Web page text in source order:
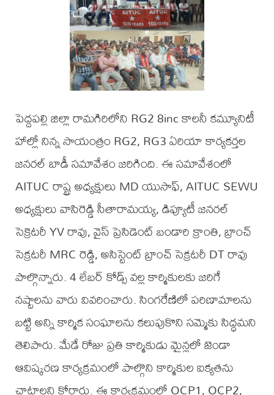
పెద్దపల్లి జిల్లా రామగిరిలోని RG2 8inc కాలనీ కమ్యూనిటీ
హాల్లో నిన్న సాయంత్రం RG2, RG3 ఏరియా కార్యకర్తల
జనరల్ బాడీ సమావేశం జరిగింది. ఈ సమావేశంలో
AITUC రాష్ట్ర అధ్యక్షులు MD యుసాఫ్, AITUC SEWU
అధ్యక్షులు వాసిరెడ్డి సీతారామయ్య, డిప్యూటీ జనరల్
సెక్రెటరీ YV రావు, వైస్ ప్రెసిడెంట్ బండారి క్రాంతి, బ్రాంచ్
సెక్రటరీ MRC రెడ్డి, అసిస్టెంట్ బ్రాంచ్ సెక్రటరీ DT రావు
పాల్గొన్నారు. 4 లేబర్ కోడ్స్ వల్ల కార్మికులకు జరిగే
నష్టాలను వారు వివరించారు. సింగరేణిలో పరిణామాలను
బట్టి అన్ని కార్మిక సంఘాలను కలుపుకొని సమ్మెకు సిద్ధమని
తెలిపారు. మేడే రోజు ప్రతి కార్మికుడు మైన్లలో జెండా
ఆవిష్కరణ కార్యక్రమంలో పాల్గొని కార్మికుల ఐక్యతను
చాటాలని కోరారు. ఈ కార్యక్రమంలో OCP1, OCP2,